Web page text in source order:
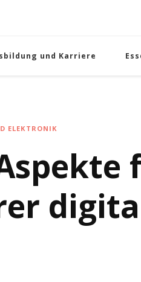
und Karriere
ELEKTRONIK